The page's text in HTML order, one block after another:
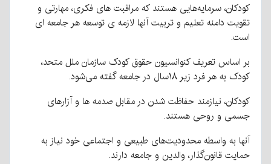
كودكان، سرمایه‌هایی هستند كه مراقبت های فكری، مهارتی و
تقویت دامنه تعلیم و تربیت آنها لازمه ی توسعه هر جامعه ای
است.
بر اساس تعریف كنوانسیون حقوق كودک سازمان ملل متحد،
كودک به هر فرد زیر ۱۸سال در جامعه گفته می‌شود.
كودكان، نیازمند حفاظت شدن در مقابل صدمه ها و آزارهای
جسمی و روحی هستند.
آنها به واسطه محدودیت‌های طبیعی و اجتماعی خود نیاز به
حمایت قانون‌گذار، والدین و جامعه دارند.